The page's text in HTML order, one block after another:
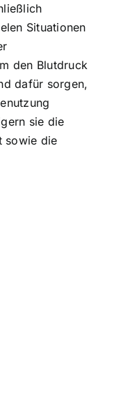
Situationen
den Blutdruck
dafür sorgen,
sie die
sowie die